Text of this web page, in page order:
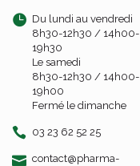
Du lundi au vendredi
8h30-12h30 / 14h00-
19h30
Le samedi
8h30-12h30 / 14h00-
19h00
Fermé le dimanche
03 23 62 52 25
contact-
@-
pharma-